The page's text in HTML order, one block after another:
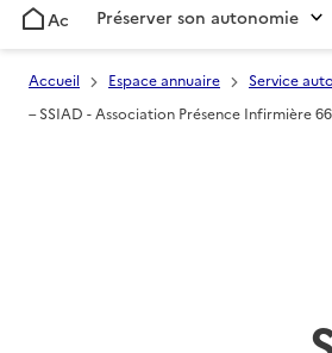
AccueilPréserver son autonomie
Accueil Espace annuaire
Service
– SSIAD - Association Présence Infirmière